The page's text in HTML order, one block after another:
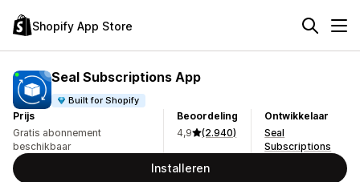
Shopify App Store
Seal Subscriptions App
Built for Shopify
Prijs
Gratis abonnement
beschikbaar
Beoordeling
4,9
(2.940)
Ontwikkelaar
Seal
Subscriptions
Installeren